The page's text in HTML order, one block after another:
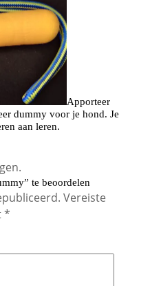
Apporteer
dummy voor je hond. Je
aan leren.
te beoordelen
Vereiste
*